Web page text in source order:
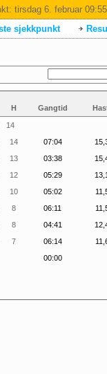
tirsdag 6. februar 09:55
sjekkpunkt
H Gangtid
14
14 07:04
13 03:38
12 05:29
10 05:02
8 06:11
8 04:41
7 06:14
00:00